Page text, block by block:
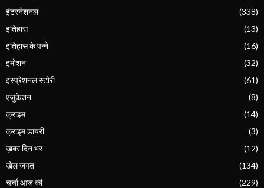
इंटरनेशनल
(338)
इतिहास
(13)
इतिहास के पन्ने
(16)
इमोशन
(32)
इंस्प्रेशनल स्टोरी
(61)
एजुकेशन
(8)
क्राइम
(14)
क्राइम डायरी
(3)
ख़बर दिन भर
(12)
खेल जगत
(134)
चर्चा आज की
(229)